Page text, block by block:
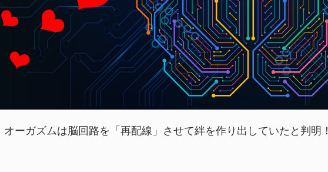
オーガズムは脳回路を「再配線」させて絆を作り出していたと判明！